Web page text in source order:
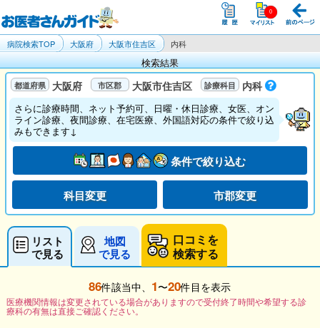
病院検索TOP 大阪府 大阪市住吉区 内科
検索結果
大阪府 大阪市住吉区 内科
さらに診療時間、ネット予約可、日曜・休日診療、女医、オン
ライン診療、夜間診療、在宅医療、外国語対応の条件で絞り込
みもできます↓
条件で絞り込む
科目変更 市郡変更
リスト
で見る
地図
で見る
口コミを
検索する
86件該当中、 1〜20件目を表示
医療機関情報は変更されている場合がありますので受付終了時間や希望する診
療科の有無は直接ご確認ください。